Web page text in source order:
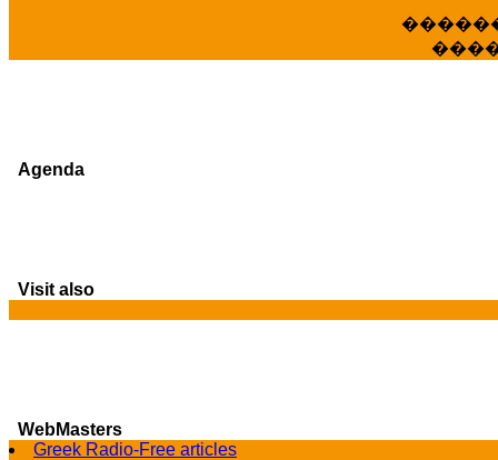
Agenda
Visit also
WebMasters
Greek Radio-Free articles